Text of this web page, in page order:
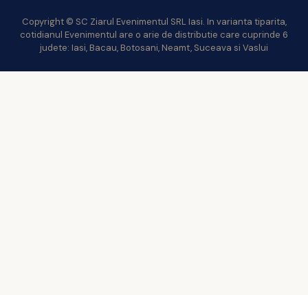
Copyright © SC Ziarul Evenimentul SRL Iasi. In varianta tiparita,
cotidianul Evenimentul are o arie de distributie care cuprinde 6
judete: Iasi, Bacau, Botosani, Neamt, Suceava si Vaslui